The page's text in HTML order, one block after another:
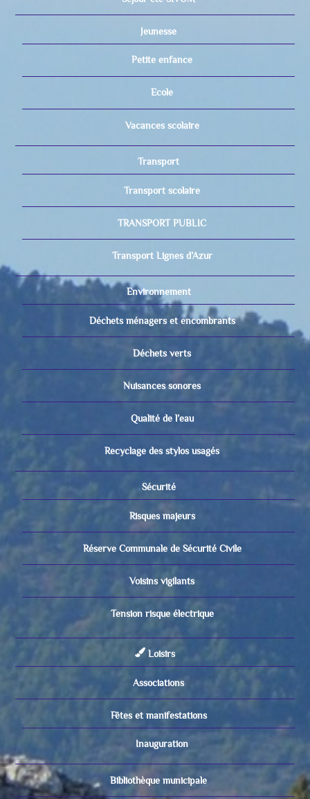
Jeunesse
Petite enfance
Ecole
Vacances scolaire
Transport
Transport scolaire
TRANSPORT PUBLIC
Transport Lignes d’Azur
Environnement
Déchets ménagers et encombrants
Déchets verts
Nuisances sonores
Qualité de l’eau
Recyclage des stylos usagés
Sécurité
Risques majeurs
Réserve Communale de Sécurité Civile
Voisins vigilants
Tension risque électrique
Loisirs
Associations
Fêtes et manifestations
Inauguration
Bibliothèque municipale